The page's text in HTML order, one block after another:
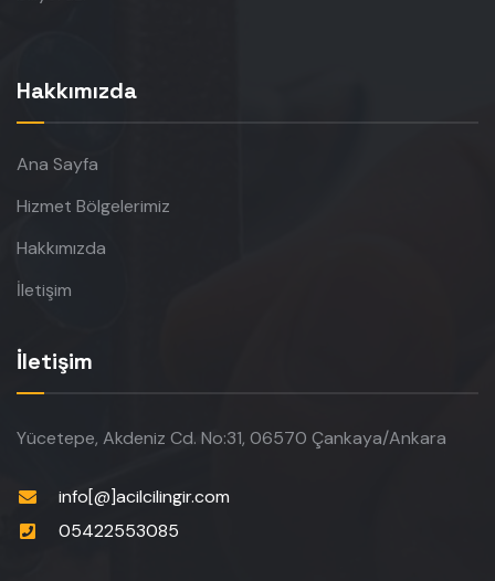
Hakkımızda
Ana Sayfa
Hizmet Bölgelerimiz
Hakkımızda
İletişim
İletişim
Yücetepe, Akdeniz Cd. No:31, 06570 Çankaya/Ankara
info[@]acilcilingir.com
05422553085